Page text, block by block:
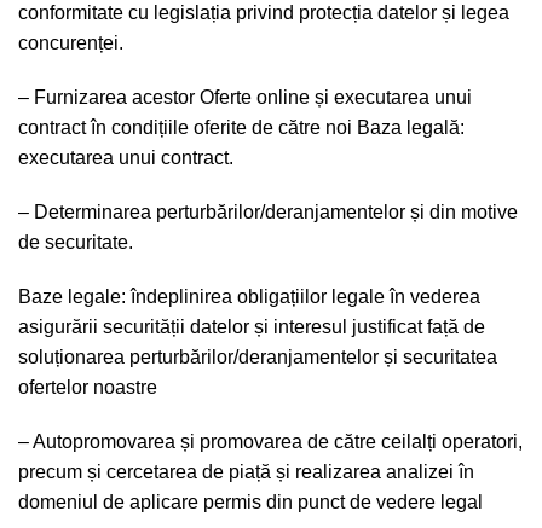
conformitate cu legislația privind protecția datelor și legea
concurenței.
– Furnizarea acestor Oferte online și executarea unui
contract în condițiile oferite de către noi Baza legală:
executarea unui contract.
– Determinarea perturbărilor/de­ranjamentelor și din motive
de securitate.
Baze legale: îndeplinirea obligațiilor legale în vederea
asigurării securității datelor și interesul justificat față de
soluționarea perturbărilor/de­ranjamentelor și securitatea
ofertelor noastre
– Autopromovarea și promovarea de către ceilalți operatori,
precum și cercetarea de piață și realizarea analizei în
domeniul de aplicare permis din punct de vedere legal